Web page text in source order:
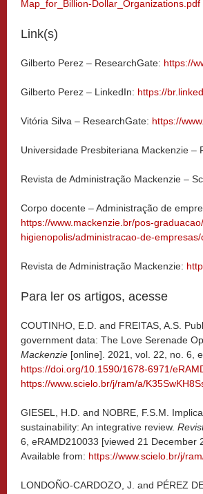
Map_for_Billion-Dollar_Organizations.pdf
Link(s)
Gilberto Perez – ResearchGate: https://
Gilberto Perez – LinkedIn: https://
Vitória Silva – ResearchGate: https://
Universidade Presbiteriana Mackenzie –
Revista de Administração Mackenzie –
Corpo docente – Administração de
https://www.mackenzie.br/pos-
higienopolis/administracao-de-
Revista de Administração Mackenzie:
Para ler os artigos, acesse
COUTINHO, E.D. and FREITAS, A.S.
government data: The Love Serenade
Mackenzie [online]. 2021, vol. 22, no. 6,
https://doi.org/10.1590/1678-6971/
https://www.scielo.br/j/ram/a/
GIESEL, H.D. and NOBRE, F.S.M.
sustainability: An integrative review.
6, eRAMD210033 [viewed 21 December
Available from: https://www.scielo.br/j/
LONDOÑO-CARDOZO, J. and PÉREZ